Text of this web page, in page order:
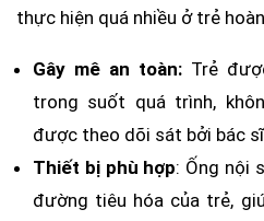
thực hiện quá nhiều ở trẻ
Gây mê an toàn:Trẻ
trong suốt quá trình,
được theo dõi sát bởi bác
Thiết bị phù hợp: Ống nội
đường tiêu hóa của trẻ,